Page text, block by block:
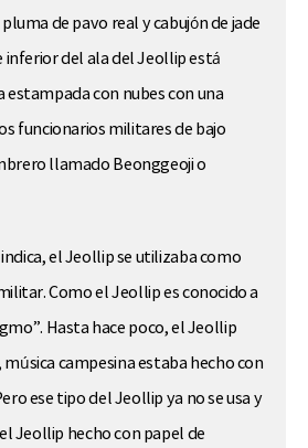
de pavo real y cabujón de jade
inferior del ala del Jeollip está
con nubes con una
funcionarios militares de bajo
llamado Beonggeoji o
el Jeollip se utilizaba como
Como el Jeollip es conocido a
Hasta hace poco, el Jeollip
campesina estaba hecho con
ese tipo del Jeollip ya no se usa y
Jeollip hecho con papel de